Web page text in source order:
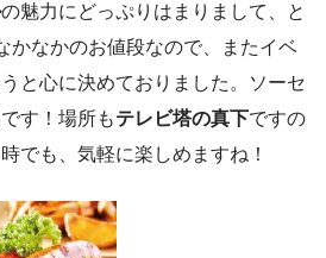
の魅力にどっぷりはまりまして、と
かなかのお値段なので、またイベ
と心に決めておりました。ソーセ
す！場所もテレビ塔の真下ですの
でも、気軽に楽しめますね！